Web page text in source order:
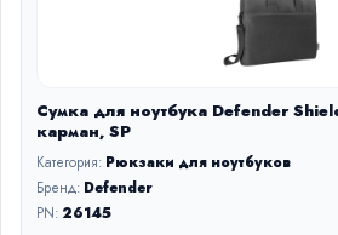
Сумка для ноутбука Defender
карман, SP
Категория: Рюкзаки для ноутбуков
Бренд: Defender
PN: 26145